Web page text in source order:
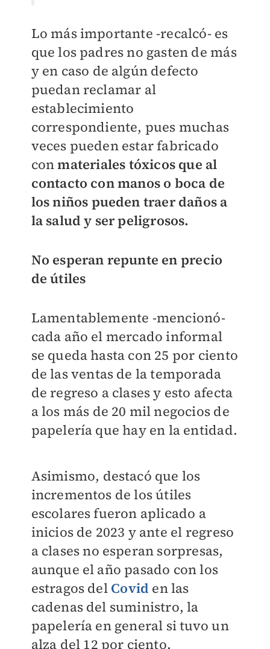
Lo más importante -recalcó- es
que los padres no gasten de más
y en caso de algún defecto
puedan reclamar al
establecimiento
correspondiente, pues muchas
veces pueden estar fabricado
conmateriales tóxicos que al
contacto con manos o boca de
los niños pueden traer daños a
la salud y ser peligrosos.
No esperan repunte en precio
de útiles
Lamentablemente -mencionó-
cada año el mercado informal
se queda hasta con 25 por ciento
de las ventas de la temporada
de regreso a clases y esto afecta
a los más de 20 mil negocios de
papelería que hay en la entidad.
Asimismo, destacó que los
incrementos de los útiles
escolares fueron aplicado a
inicios de 2023 y ante el regreso
a clases no esperan sorpresas,
aunque el año pasado con los
estragos del Covid en las
cadenas del suministro, la
papelería en general si tuvo un
alza del 12 por ciento.